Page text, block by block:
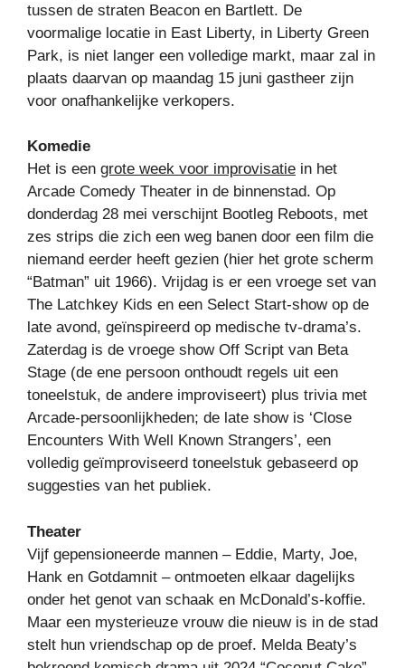
tussen de straten Beacon en Bartlett. De
voormalige locatie in East Liberty, in Liberty Green
Park, is niet langer een volledige markt, maar zal in
plaats daarvan op maandag 15 juni gastheer zijn
voor onafhankelijke verkopers.
Komedie
Het is een grote week voor improvisatie in het
Arcade Comedy Theater in de binnenstad. Op
donderdag 28 mei verschijnt Bootleg Reboots, met
zes strips die zich een weg banen door een film die
niemand eerder heeft gezien (hier het grote scherm
“Batman” uit 1966). Vrijdag is er een vroege set van
The Latchkey Kids en een Select Start-show op de
late avond, geïnspireerd op medische tv-drama’s.
Zaterdag is de vroege show Off Script van Beta
Stage (de ene persoon onthoudt regels uit een
toneelstuk, de andere improviseert) plus trivia met
Arcade-persoonlijkheden; de late show is ‘Close
Encounters With Well Known Strangers’, een
volledig geïmproviseerd toneelstuk gebaseerd op
suggesties van het publiek.
Theater
Vijf gepensioneerde mannen – Eddie, Marty, Joe,
Hank en Gotdamnit – ontmoeten elkaar dagelijks
onder het genot van schaak en McDonald’s-koffie.
Maar een mysterieuze vrouw die nieuw is in de stad
stelt hun vriendschap op de proef. Melda Beaty’s